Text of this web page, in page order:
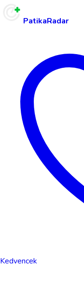
PatikaRadar
Kedvencek